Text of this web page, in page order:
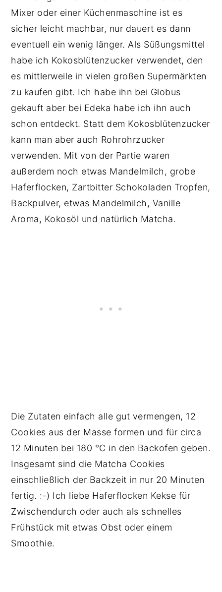
Mixer oder einer Küchenmaschine ist es
sicher leicht machbar, nur dauert es dann
eventuell ein wenig länger. Als Süßungsmittel
habe ich Kokosblütenzucker verwendet, den
es mittlerweile in vielen großen Supermärkten
zu kaufen gibt. Ich habe ihn bei Globus
gekauft aber bei Edeka habe ich ihn auch
schon entdeckt. Statt dem Kokosblütenzucker
kann man aber auch Rohrohrzucker
verwenden. Mit von der Partie waren
außerdem noch etwas Mandelmilch, grobe
Haferflocken, Zartbitter Schokoladen Tropfen,
Backpulver, etwas Mandelmilch, Vanille
Aroma, Kokosöl und natürlich Matcha.
Die Zutaten einfach alle gut vermengen, 12
Cookies aus der Masse formen und für circa
12 Minuten bei 180 °C in den Backofen geben.
Insgesamt sind die Matcha Cookies
einschließlich der Backzeit in nur 20 Minuten
fertig. :-) Ich liebe Haferflocken Kekse für
Zwischendurch oder auch als schnelles
Frühstück mit etwas Obst oder einem
Smoothie.